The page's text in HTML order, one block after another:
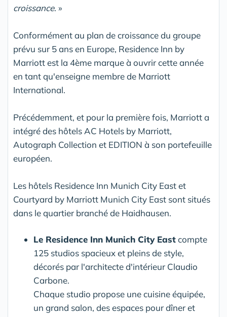
croissance. »
Conformément au plan de croissance du groupe
prévu sur 5 ans en Europe, Residence Inn by
Marriott est la 4ème marque à ouvrir cette année
en tant qu'enseigne membre de Marriott
International.
Précédemment, et pour la première fois, Marriott a
intégré des hôtels AC Hotels by Marriott,
Autograph Collection et EDITION à son portefeuille
européen.
Les hôtels Residence Inn Munich City East et
Courtyard by Marriott Munich City East sont situés
dans le quartier branché de Haidhausen.
Le Residence Inn Munich City Eastcompte
125 studios spacieux et pleins de style,
décorés par l'architecte d'intérieur Claudio
Carbone.
Chaque studio propose une cuisine équipée,
un grand salon, des espaces pour dîner et